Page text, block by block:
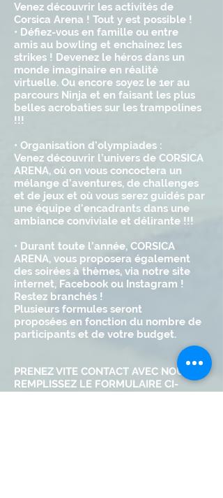
Venez découvrir les activités de
Corsica Arena ! Tout y est possible !
• Défiez-vous en famille ou entre
amis au bowling et enchainez les
strikes ! Devenez le héros dans un
monde imaginaire en réalité
virtuelle. Ou encore soyez le 1er au
parcours Ninja et en faisant les plus
belles acrobaties sur les trampolines
!!!
• Organisation d'olympiades :
Venez découvrir l’univers de CORSICA
ARENA, où on vous concoctera un
mélange d’aventures, de challenges
et de jeux et où vous serez guidés par
une équipe d'encadrants dans une
ambiance conviviale et délirante !!!
• Durant toute l’année, CORSICA
ARENA, vous proposera également
des soirées à thèmes, via notre site
internet, Facebook ou Instagram !
Restez branchés !
Plusieurs formules seront
proposées en fonction du nombre de
participants et de votre budget.
PRENEZ VITE CONTACT AVEC NOUS !
REMPLISSEZ LE FORMULAIRE CI-